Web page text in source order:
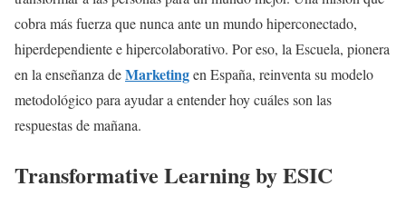
cobra más fuerza que nunca ante un mundo hiperconectado,
hiperdependiente e hipercolaborativo. Por eso, la Escuela, pionera
en la enseñanza deMarketingen España, reinventa su modelo
metodológico para ayudar a entender hoy cuáles son las
respuestas de mañana.
Transformative Learning by ESIC